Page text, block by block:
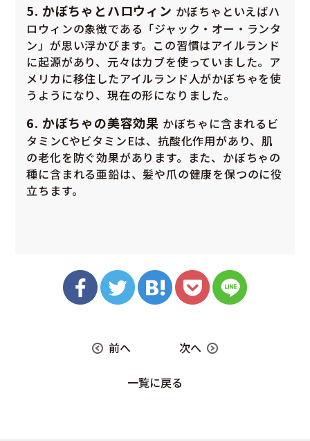
5. かぼちゃとハロウィン かぼちゃといえばハ
ロウィンの象徴である「ジャック・オー・ランタ
ン」が思い浮かびます。この習慣はアイルランド
に起源があり、元々はカブを使っていました。ア
メリカに移住したアイルランド人がかぼちゃを使
うようになり、現在の形になりました。
6. かぼちゃの美容効果 かぼちゃに含まれるビ
タミンCやビタミンEは、抗酸化作用があり、肌
の老化を防ぐ効果があります。また、かぼちゃの
種に含まれる亜鉛は、髪や爪の健康を保つのに役
立ちます。
前へ
一覧に戻る
次へ